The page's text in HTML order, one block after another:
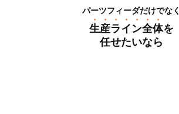
パーツフィーダだけでなく
⽣産ライン全体を
任せたいなら